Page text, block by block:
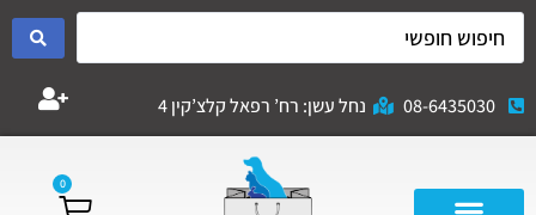
08-6435030 נחל עשן: רח’ רפאל קלצ’קין 4
0